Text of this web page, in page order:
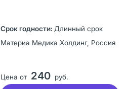
Длинный срок
Материа Медика Холдинг, Россия
Цена от 240 руб.